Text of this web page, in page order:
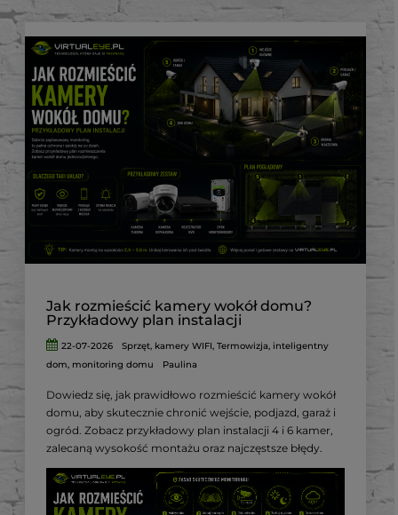
Jak rozmieścić kamery wokół domu?
Przykładowy plan instalacji
22-07-2026 Sprzęt, kamery WIFI,Termowizja, inteligentny
dom, monitoring domu Paulina
Dowiedz się, jak prawidłowo rozmieścić kamery wokół
domu, aby skutecznie chronić wejście, podjazd, garaż i
ogród. Zobacz przykładowy plan instalacji 4 i 6 kamer,
zalecaną wysokość montażu oraz najczęstsze błędy.